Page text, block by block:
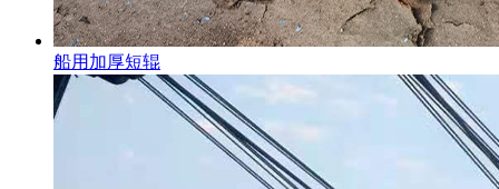
船用加厚短辊